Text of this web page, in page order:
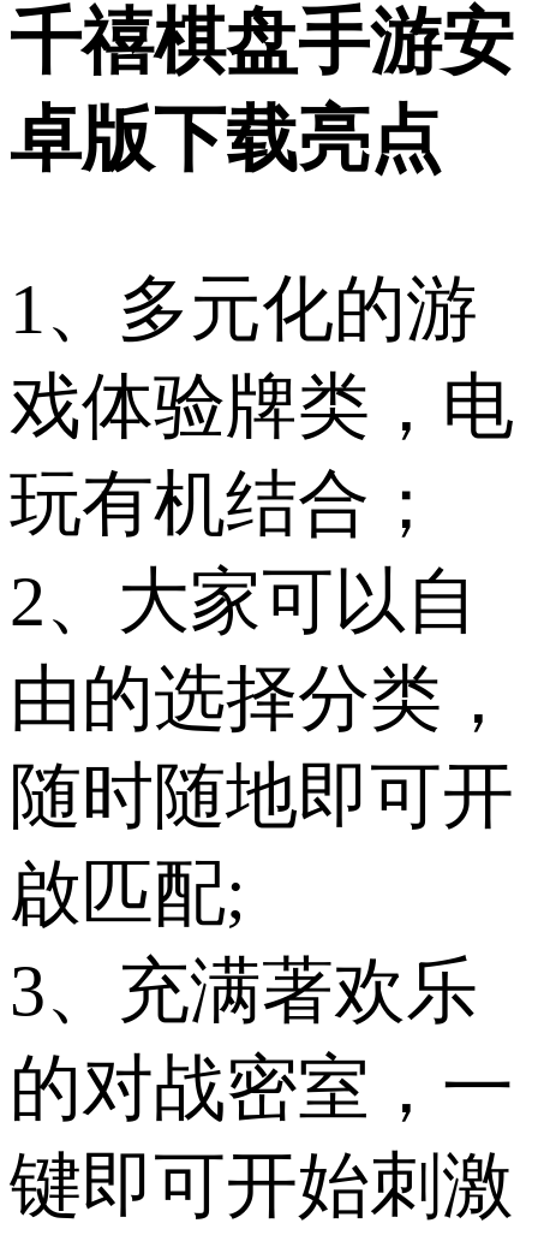
千禧棋盘手游安
卓版下载亮点
1、多元化的游
戏体验牌类，电
玩有机结合；
2、大家可以自
由的选择分类，
随时随地即可开
啟匹配;
3、充满著欢乐
的对战密室，一
键即可开始刺激